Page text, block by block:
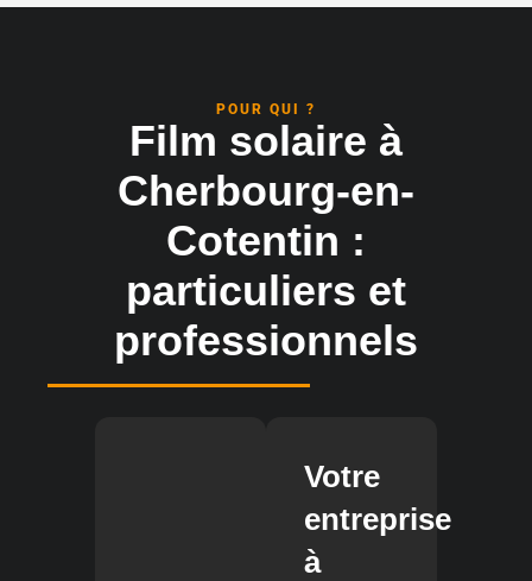
POUR QUI ?
Film solaire à
Cherbourg-en-
Cotentin :
particuliers et
professionnels
Votre
entreprise
à